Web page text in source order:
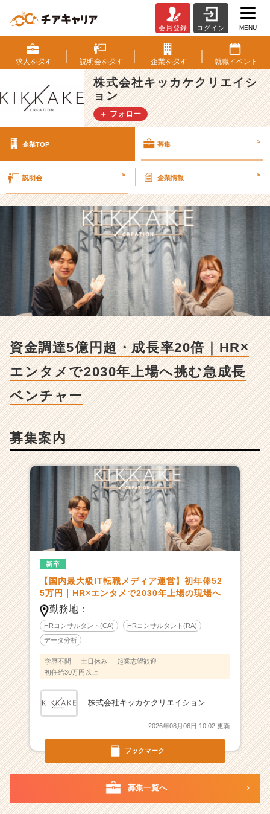
式
会
社
キ
ッ
カ
ケ
エ
ョ
ン
の
採
用/
求
人
-
資
金
5
円
0
倍
｜
H
R
エ
ン
タ
で
2
0
上
場
へ
む
ャ
会員登録 ログイン MENU
求人を探す 説明会を探す 企業を探す 就職イベント
株式会社キッカケクリエイシ
ョン
＋ フォロー
企業TOP 募集 >
説明会 > 企業情報 >
資金調達5億円超・成長率20倍｜HR×
エンタメで2030年上場へ挑む急成長
ベンチャー
募集案内
ブックマーク
新卒
【国内最大級IT転職メディア運営】初年俸52
5万円｜HR×エンタメで2030年上場の現場へ
勤務地：
HRコンサルタント(CA) HRコンサルタント(RA)
データ分析
学歴不問 土日休み
起業志望歓迎
初任給30万円以上
株式会社キッカケクリエイション
2026年08月06日 10:02 更新
募集一覧へ